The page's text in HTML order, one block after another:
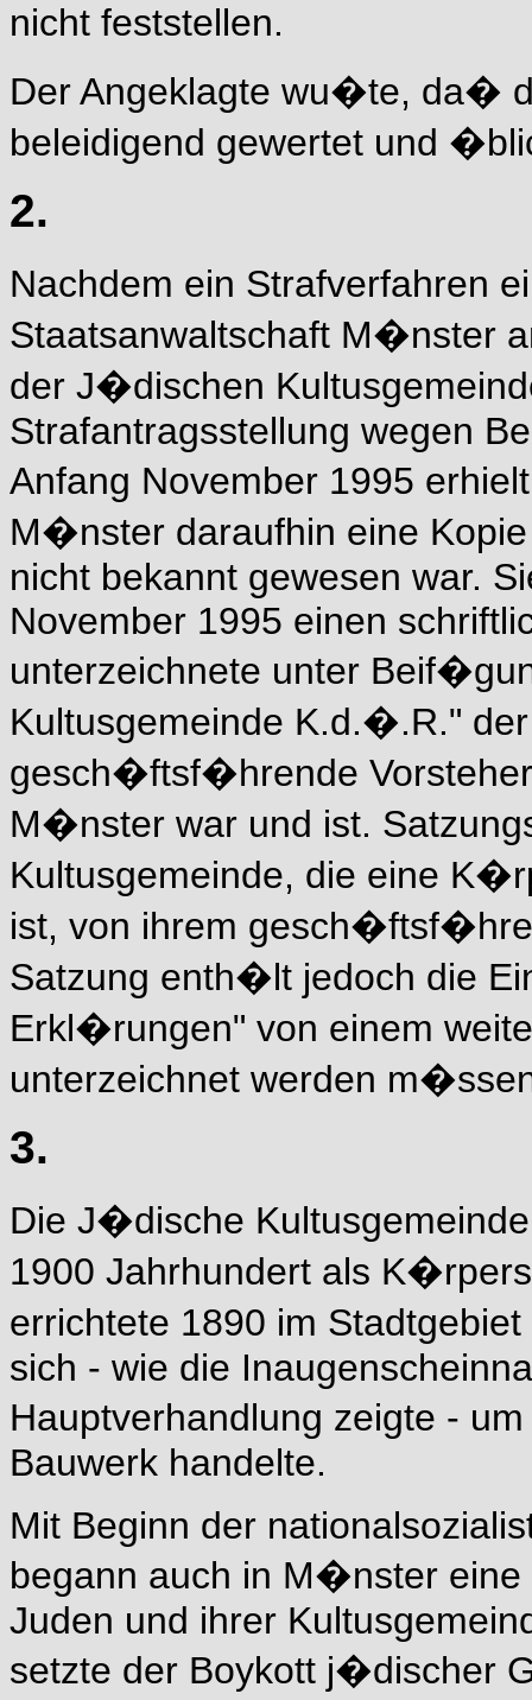
nicht feststellen.
Der Angeklagte wu�te, da�
beleidigend gewertet und
2.
Nachdem ein Strafverfahren
Staatsanwaltschaft M�nster
der J�dischen
Strafantragsstellung wegen
Anfang November 1995
M�nster daraufhin eine
nicht bekannt gewesen war.
November 1995 einen
unterzeichnete unter
Kultusgemeinde K.d.�.R."
gesch�ftsf�hrende
M�nster war und ist.
Kultusgemeinde, die eine
ist, von ihrem
Satzung enth�lt jedoch die
Erkl�rungen" von einem
unterzeichnet werden
3.
Die J�dische
1900 Jahrhundert als
errichtete 1890 im
sich - wie die
Hauptverhandlung zeigte -
Bauwerk handelte.
Mit Beginn der
begann auch in M�nster
Juden und ihrer
setzte der Boykott j�discher